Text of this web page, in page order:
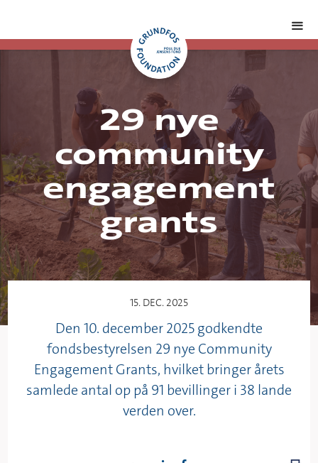
29 nye
community
engagement
grants
15. DEC. 2025
Den 10. december 2025 godkendte
fondsbestyrelsen 29 nye Community
Engagement Grants, hvilket bringer årets
samlede antal op på 91 bevillinger i 38 lande
verden over.